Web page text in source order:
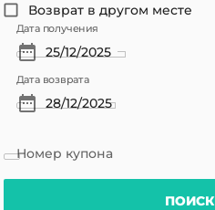
Возврат в другом месте
Дата получения
Дата возврата
Номер купона
ПОИСК